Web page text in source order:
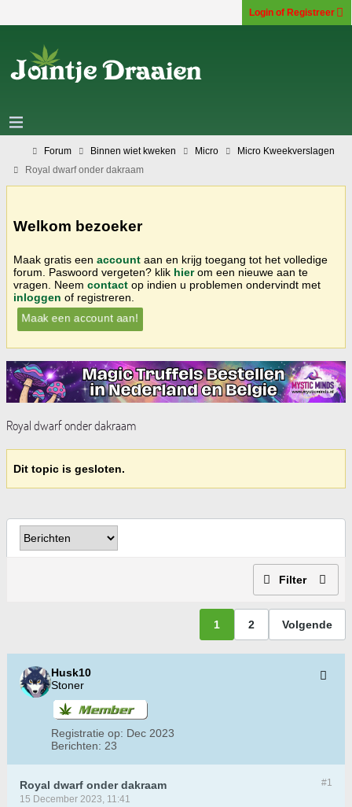
Login of Registreer
Forum Binnen wiet kweken Micro
Micro Kweekverslagen
Royal dwarf onder dakraam
Welkom bezoeker
Maak gratis een account aan en krijg toegang tot het volledige
forum. Paswoord vergeten? klik hierom een nieuwe aan te
vragen. Neem contact op indien u problemen ondervindt met
inloggen of registreren.
Maak een account aan!
Royal dwarf onder dakraam
Dit topic is gesloten.
Filter
1 2 Volgende
Husk10
Stoner
Registratie op: Dec 2023
Berichten: 23
#1
Royal dwarf onder dakraam
15 December 2023, 11:41